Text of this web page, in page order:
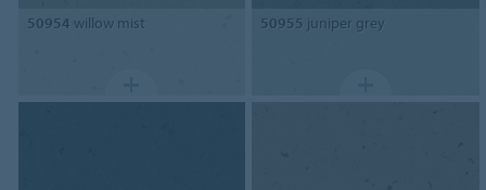
50954 willow mist 50955 juniper grey